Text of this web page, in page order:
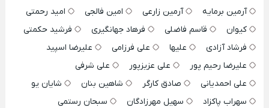
آرمین برمایه
آرمین زارعی امین فالجی
امید رحمتی
کیوان
قاسم فاضلی فرهاد جهانگیری
فرشید حکمتی
فرشاد آزادی
علیها علی فرزامی
علیرضا اسپید
علیرضا رحیم پور
علی عزیزپور
علی شرفی
علی احمدیانی
صادق کارگر شاهین بنان
شایان یو
سهراب پاکزاد
سهیل مهرزادگان
سبحان رستمی